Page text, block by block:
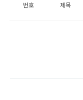
번호 제목